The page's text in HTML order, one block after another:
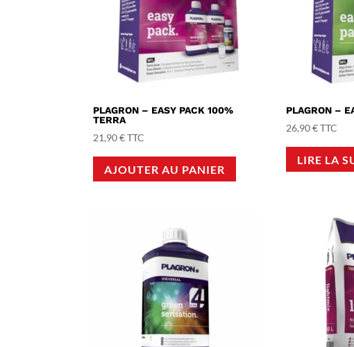
PLAGRON – EASY PACK 100%
TERRA
21,90€ TTC
AJOUTER AU PANIER
PLAGRON –
26,90€TTC
LIRE LA